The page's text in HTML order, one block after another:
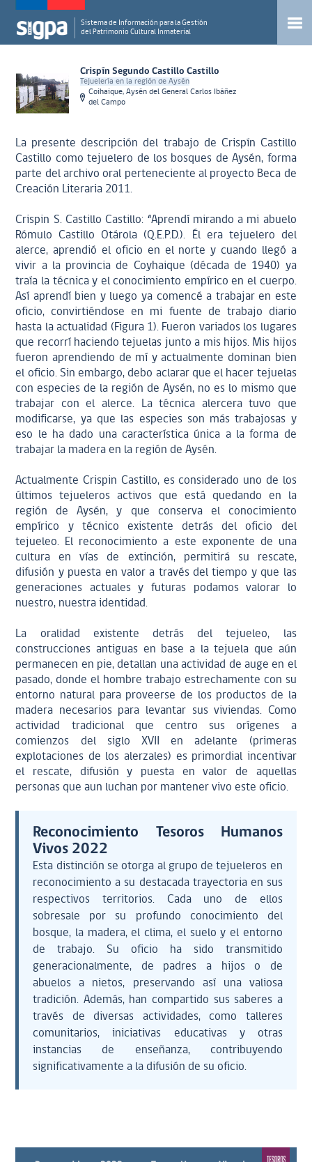
Sistema de Información para la Gestión
del Patrimonio Cultural Inmaterial
Crispín Segundo Castillo Castillo
Tejuelería en la región de Aysén
Coihaique, Aysén del General Carlos Ibáñez
del Campo
La presente descripción del trabajo de Crispín Castillo
Castillo como tejuelero de los bosques de Aysén, forma
parte del archivo oral perteneciente al proyecto Beca de
Creación Literaria 2011.
Crispin S. Castillo Castillo: “Aprendí mirando a mi abuelo
Rómulo Castillo Otárola (Q.E.P.D.). Él era tejuelero del
alerce, aprendió el oficio en el norte y cuando llegó a
vivir a la provincia de Coyhaique (década de 1940) ya
traía la técnica y el conocimiento empírico en el cuerpo.
Así aprendí bien y luego ya comencé a trabajar en este
oficio, convirtiéndose en mi fuente de trabajo diario
hasta la actualidad (Figura 1). Fueron variados los lugares
que recorrí haciendo tejuelas junto a mis hijos. Mis hijos
fueron aprendiendo de mí y actualmente dominan bien
el oficio. Sin embargo, debo aclarar que el hacer tejuelas
con especies de la región de Aysén, no es lo mismo que
trabajar con el alerce. La técnica alercera tuvo que
modificarse, ya que las especies son más trabajosas y
eso le ha dado una característica única a la forma de
trabajar la madera en la región de Aysén.
Actualmente Crispin Castillo, es considerado uno de los
últimos tejueleros activos que está quedando en la
región de Aysén, y que conserva el conocimiento
empírico y técnico existente detrás del oficio del
tejueleo. El reconocimiento a este exponente de una
cultura en vías de extinción, permitirá su rescate,
difusión y puesta en valor a través del tiempo y que las
generaciones actuales y futuras podamos valorar lo
nuestro, nuestra identidad.
La oralidad existente detrás del tejueleo, las
construcciones antiguas en base a la tejuela que aún
permanecen en pie, detallan una actividad de auge en el
pasado, donde el hombre trabajo estrechamente con su
entorno natural para proveerse de los productos de la
madera necesarios para levantar sus viviendas. Como
actividad tradicional que centro sus orígenes a
comienzos del siglo XVII en adelante (primeras
explotaciones de los alerzales) es primordial incentivar
el rescate, difusión y puesta en valor de aquellas
personas que aun luchan por mantener vivo este oficio.
Reconocimiento Tesoros Humanos
Vivos 2022
Esta distinción se otorga al grupo de tejueleros en
reconocimiento a su destacada trayectoria en sus
respectivos territorios. Cada uno de ellos
sobresale por su profundo conocimiento del
bosque, la madera, el clima, el suelo y el entorno
de trabajo. Su oficio ha sido transmitido
generacionalmente, de padres a hijos o de
abuelos a nietos, preservando así una valiosa
tradición. Además, han compartido sus saberes a
través de diversas actividades, como talleres
comunitarios, iniciativas educativas y otras
instancias de enseñanza, contribuyendo
significativamente a la difusión de su oficio.